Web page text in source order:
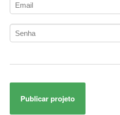
Administração de Artistas e
Administração de Redes
Administração PostgreSQL
ADO.NET Entity Framework
Publicar projeto